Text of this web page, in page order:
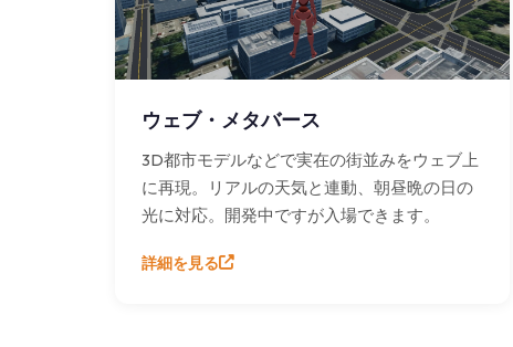
ウェブ・メタバース
3D都市モデルなどで実在の街並みをウェブ上
に再現。リアルの天気と連動、朝昼晩の日の
光に対応。開発中ですが入場できます。
詳細を見る